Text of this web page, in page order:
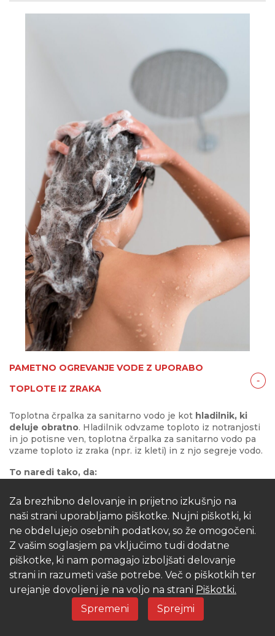
PAMETNO OGREVANJE VODE Z UPORABO
TOPLOTE IZ ZRAKA
‐
Toplotna črpalka za sanitarno vodo je kot hladilnik, ki
deluje obratno. Hladilnik odvzame toploto iz notranjosti
in jo potisne ven, toplotna črpalka za sanitarno vodo pa
vzame toploto iz zraka (npr. iz kleti) in z njo segreje vodo.
To naredi tako, da:
Posebna tekočina (hladivo) prevzame toploto in
postane plin.
Kompresor plin stisne – pri tem se močno segreje.
Segret plin segreje vodo v zalogovniku.
Plin se ohladi, postane tekočina in gre nazaj na
Ker ne ustvarja toplote, temveč jo prenaša,porabi 4-krat
Za brezhibno delovanje in prijetno izkušnjo na
naši strani uporabljamo piškotke. Nujni piškotki, ki
ne obdelujejo osebnih podatkov, so že omogočeni.
Z vašim soglasjem pa vključimo tudi dodatne
piškotke, ki nam pomagajo izboljšati delovanje
strani in razumeti vaše potrebe. Več o piškotkih ter
urejanje dovoljenj je na voljo na strani Piškotki.
Spremeni
Sprejmi